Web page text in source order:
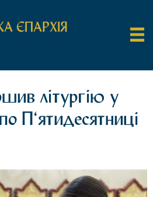
ЄПАРХІЯ
літургію у
П‘ятидесятниці